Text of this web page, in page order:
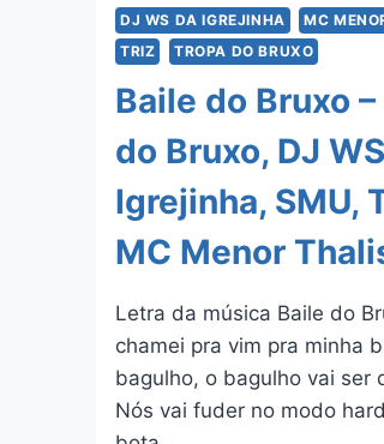
DJ WS DA IGREJINHA MC
TRIZ
TROPA DO BRUXO
Baile do Bruxo
do Bruxo, DJ
Igrejinha, SMU,
MC Menor
Letra da música Baile do
chamei pra vim pra minha
bagulho, o bagulho vai ser
Nós vai fuder no modo